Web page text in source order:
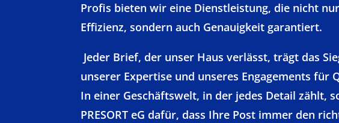
Profis bieten wir eine Dienstleistung, die nicht nur
Effizienz, sondern auch Genauigkeit garantiert.
Jeder Brief, der unser Haus verlässt, trägt das
unserer Expertise und unseres Engagements für
In einer Geschäftswelt, in der jedes Detail zählt,
PRESORT eG dafür, dass Ihre Post immer den